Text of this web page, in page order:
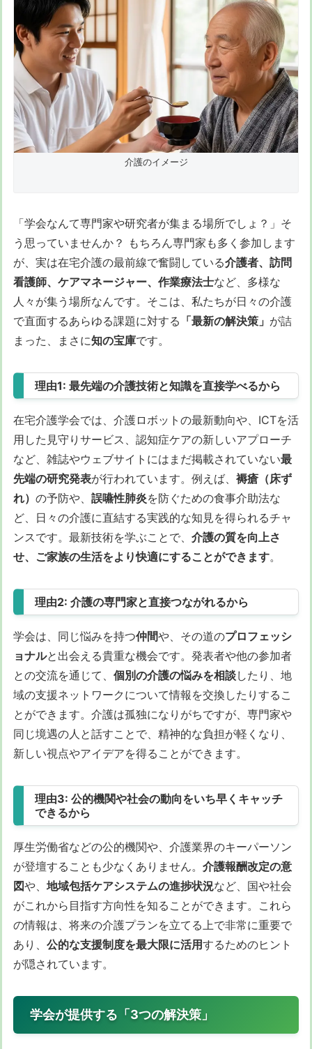
介護のイメージ
「学会なんて専門家や研究者が集まる場所でしょ？」そ
う思っていませんか？ もちろん専門家も多く参加します
が、実は在宅介護の最前線で奮闘している介護者、訪問
看護師、ケアマネージャー、作業療法士など、多様な
人々が集う場所なんです。そこは、私たちが日々の介護
で直面するあらゆる課題に対する 「最新の解決策」 が詰
まった、まさに知の宝庫です。
理由1: 最先端の介護技術と知識を直接学べるから
在宅介護学会では、介護ロボットの最新動向や、ICTを活
用した見守りサービス、認知症ケアの新しいアプローチ
など、雑誌やウェブサイトにはまだ掲載されていない最
先端の研究発表が行われています。例えば、 褥瘡（床ず
れ） の予防や、 誤嚥性肺炎を防ぐための食事介助法な
ど、日々の介護に直結する実践的な知見を得られるチャ
ンスです。最新技術を学ぶことで、 介護の質を向上さ
せ、ご家族の生活をより快適にすることができます。
理由2: 介護の専門家と直接つながれるから
学会は、同じ悩みを持つ仲間や、その道のプロフェッシ
ョナルと出会える貴重な機会です。発表者や他の参加者
との交流を通じて、 個別の介護の悩みを相談したり、地
域の支援ネットワークについて情報を交換したりするこ
とができます。介護は孤独になりがちですが、専門家や
同じ境遇の人と話すことで、精神的な負担が軽くなり、
新しい視点やアイデアを得ることができます。
理由3: 公的機関や社会の動向をいち早くキャッチ
できるから
厚生労働省などの公的機関や、介護業界のキーパーソン
が登壇することも少なくありません。 介護報酬改定の意
図や、 地域包括ケアシステムの進捗状況など、国や社会
がこれから目指す方向性を知ることができます。これら
の情報は、将来の介護プランを立てる上で非常に重要で
あり、 公的な支援制度を最大限に活用するためのヒント
が隠されています。
学会が提供する「3つの解決策」